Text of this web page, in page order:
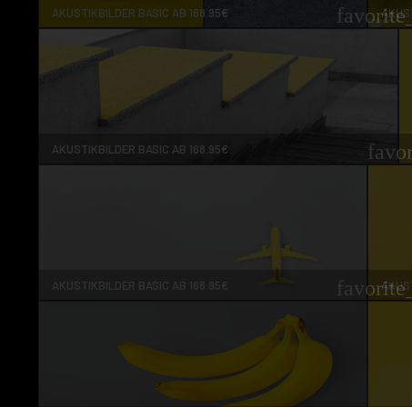
AKUSTIKBILDER BASIC AB 168.95€
AKUSTIKBILDER BASIC AB 168.95€
AKUSTIKBILDER BASIC AB 168.95€